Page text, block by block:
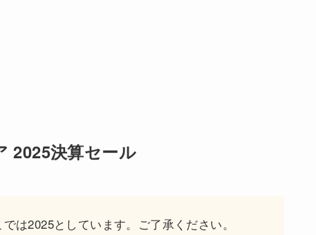
2025決算セール
は2025としています。ご了承ください。